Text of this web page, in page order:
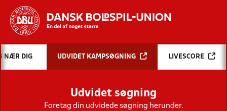
Hvad vil du søge efter?
INDHOLD OG NYHEDER
STILLINGER, RESULTATER, KLUBBER OG
HOLD
NÆR DIG UDVIDET KAMPSØGNING LIVESCORE
Udvidet søgning
Foretag din udvidede søgning herunder.